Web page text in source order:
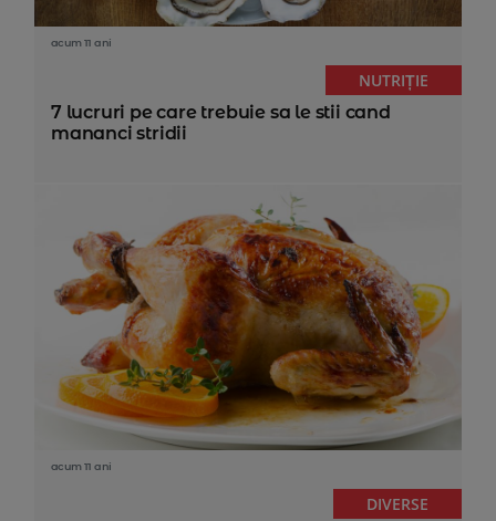
acum 11 ani
NUTRIȚIE
7 lucruri pe care trebuie sa le stii cand
mananci stridii
acum 11 ani
DIVERSE